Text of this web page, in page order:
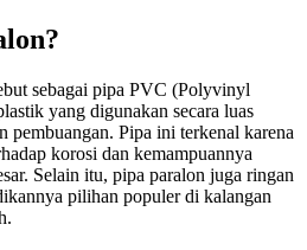
sebagai pipa PVC (Polyvinyl
yang digunakan secara luas
pembuangan. Pipa ini terkenal karena
korosi dan kemampuannya
Selain itu, pipa paralon juga ringan
pilihan populer di kalangan